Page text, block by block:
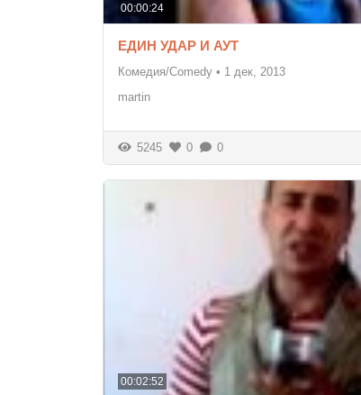
00:00:24
ЕДИН УДАР И АУТ
Комедия/Comedy • 1 дек, 2013
martin
5245 0 0
00:02:52